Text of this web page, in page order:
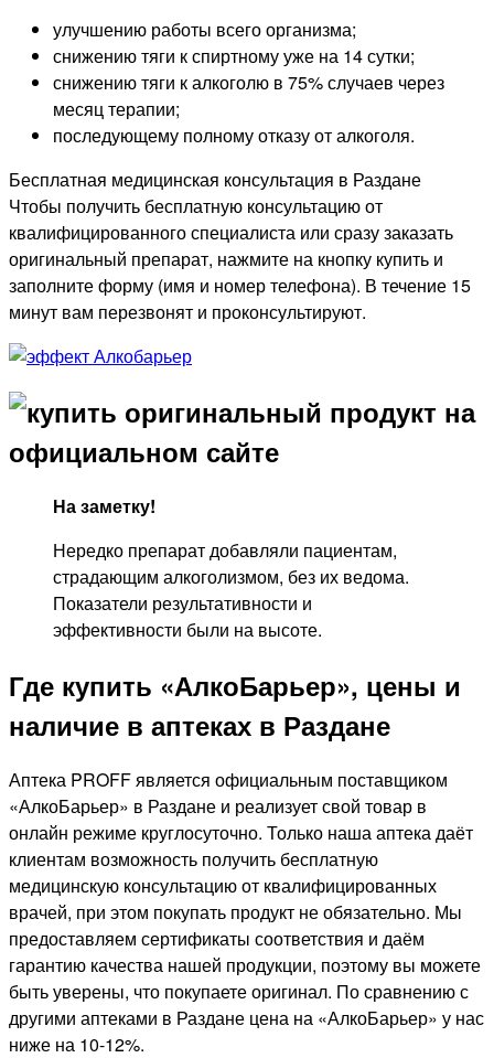
улучшению работы всего организма;
снижению тяги к спиртному уже на 14 сутки;
снижению тяги к алкоголю в 75% случаев через
месяц терапии;
последующему полному отказу от алкоголя.
Бесплатная медицинская консультация в Раздане
Чтобы получить бесплатную консультацию от
квалифицированного специалиста или сразу заказать
оригинальный препарат, нажмите на кнопку купить и
заполните форму (имя и номер телефона). В течение 15
минут вам перезвонят и проконсультируют.
На заметку!
Нередко препарат добавляли пациентам,
страдающим алкоголизмом, без их ведома.
Показатели результативности и
эффективности были на высоте.
Где купить «АлкоБарьер», цены и
наличие в аптеках в Раздане
Аптека PROFF является официальным поставщиком
«АлкоБарьер» в Раздане и реализует свой товар в
онлайн режиме круглосуточно. Только наша аптека даёт
клиентам возможность получить бесплатную
медицинскую консультацию от квалифицированных
врачей, при этом покупать продукт не обязательно. Мы
предоставляем сертификаты соответствия и даём
гарантию качества нашей продукции, поэтому вы можете
быть уверены, что покупаете оригинал. По сравнению с
другими аптеками в Раздане цена на «АлкоБарьер» у нас
ниже на 10-12%.